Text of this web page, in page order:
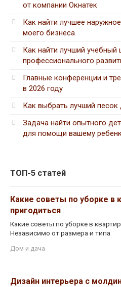
от компании Окнатек
Как найти лучшее
моего бизнеса
Как найти лучший учебный
профессионального
Главные конференции и
в 2026 году
Как выбрать лучший песок
Задача найти опытного
для помощи вашему
ТОП-5 статей
Какие советы по уборке в
пригодиться
Какие советы по уборке в
Независимо от размера и типа
Дом и дача
Дизайн интерьера с